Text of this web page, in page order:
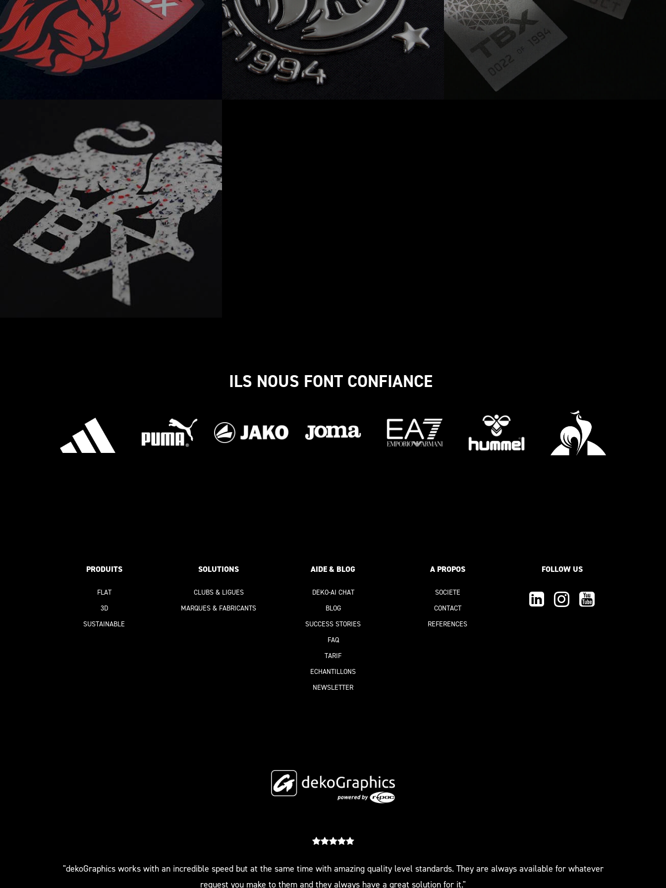
SUSTAINABLE
ILS NOUS FONT CONFIANCE
PRODUITS
FLAT
3D
SUSTAINABLE
SOLUTIONS
CLUBS & LIGUES
MARQUES & FABRICANTS
AIDE & BLOG
DEKO-AI CHAT
BLOG
SUCCESS STORIES
FAQ
TARIF
ECHANTILLONS
NEWSLETTER
A PROPOS
SOCIETE
CONTACT
REFERENCES
FOLLOW US
"dekoGraphics works with an incredible speed but at the same time with amazing quality level standards. They are always available for whatever
request you make to them and they always have a great solution for it."